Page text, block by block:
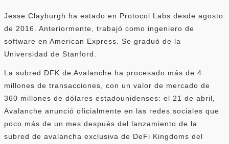
Jesse Clayburgh ha estado en Protocol Labs desde agosto
de 2016. Anteriormente, trabajó como ingeniero de
software en American Express. Se graduó de la
Universidad de Stanford.
La subred DFK de Avalanche ha procesado más de 4
millones de transacciones, con un valor de mercado de
360 ​​millones de dólares estadounidenses: el 21 de abril,
Avalanche anunció oficialmente en las redes sociales que
poco más de un mes después del lanzamiento de la
subred de avalancha exclusiva de DeFi Kingdoms del